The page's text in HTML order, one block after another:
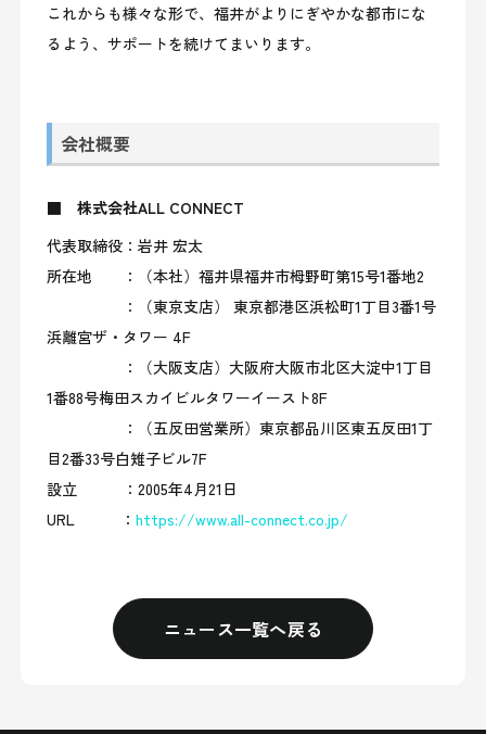
これからも様々な形で、福井がよりにぎやかな都市にな
るよう、サポートを続けてまいります。
会社概要
■ 株式会社ALL CONNECT
代表取締役：岩井 宏太
所在地 ：（本社）福井県福井市栂野町第15号1番地2
：（東京支店） 東京都港区浜松町1丁目3番1号
浜離宮ザ・タワー 4F
：（大阪支店）大阪府大阪市北区大淀中1丁目
1番88号梅田スカイビルタワーイースト8F
：（五反田営業所）東京都品川区東五反田1丁
目2番33号白雉子ビル7F
設立 ：2005年4月21日
URL ：https://www.all-connect.co.jp/
ニュース一覧へ戻る